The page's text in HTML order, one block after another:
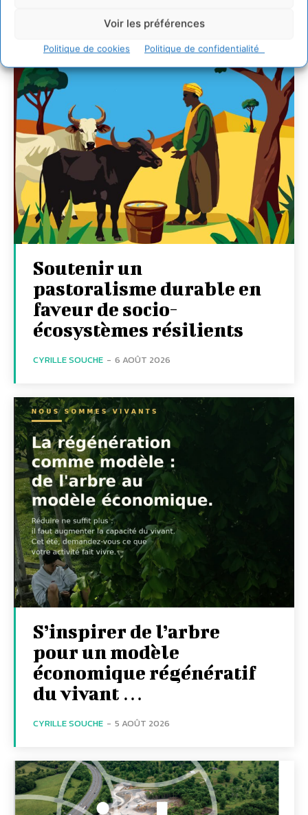
Voir les préférences
Politique de cookies Politique de confidentialité
Soutenir un
pastoralisme durable en
faveur de socio-
écosystèmes résilients
CYRILLE SOUCHE - 6 AOÛT 2026
S’inspirer de l’arbre
pour un modèle
économique régénératif
du vivant …
CYRILLE SOUCHE - 5 AOÛT 2026